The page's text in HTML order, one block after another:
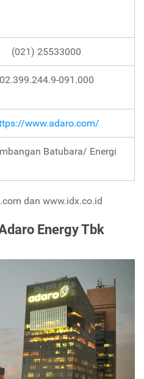
(021) 25533000
02.399.244.9-091.000
www.adaro.com/
Batubara/ Energi
dan www.idx.co.id
Energy Tbk